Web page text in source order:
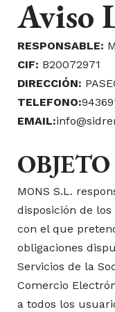
Aviso
RESPONSABLE:
CIF: B20072971
DIRECCIÓN:
TELEFONO:
EMAIL:
OBJETO
MONS S.L.
disposición de
con el que
obligaciones
Servicios de la
Comercio
a todos los